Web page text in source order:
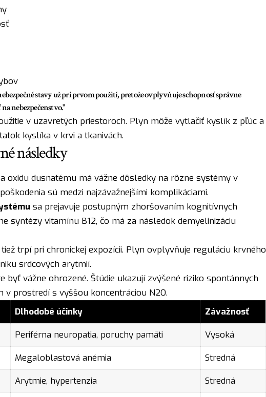
stavy už pri prvom použití, pretože ovplyvňuje schopnosť správne
nebezpečenstvo."
v uzavretých priestoroch. Plyn môže vytlačiť kyslík z pľúc a
kyslíka v krvi a tkanivách.
následky
oxidu dusnatému má vážne dôsledky na rôzne systémy v
sú medzi najzávažnejšími komplikáciami.
sa prejavuje postupným zhoršovaním kognitívnych
syntézy vitamínu B12, čo má za následok demyelinizáciu
trpí pri chronickej expozícii. Plyn ovplyvňuje reguláciu krvného
srdcových arytmií.
byť vážne ohrozené. Štúdie ukazují zvýšené riziko spontánnych
v prostredí s vyššou koncentráciou N2O.
Dlhodobé účinky
Závažnosť
Periférna neuropatia, poruchy pamäti
Vysoká
Megaloblastová anémia
Stredná
Arytmie, hypertenzia
Stredná